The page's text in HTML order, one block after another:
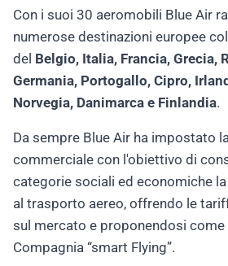
Con i suoi 30 aeromobili Blue Air
numerose destinazioni europee
del Belgio, Italia, Francia, Grecia,
Germania, Portogallo, Cipro,
Norvegia, Danimarca e Finlandia.
Da sempre Blue Air ha impostato
commerciale con l'obiettivo di
categorie sociali ed economiche
al trasporto aereo, offrendo le
sul mercato e proponendosi come
Compagnia “smart Flying”.